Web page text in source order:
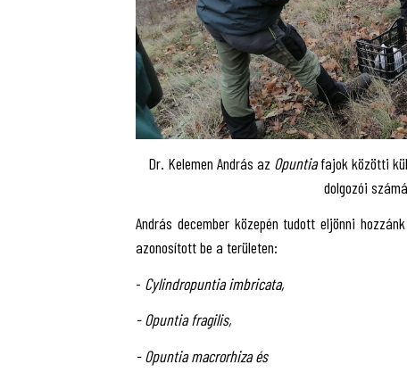
Dr. Kelemen András az Opuntiafajok közötti
dolgozói
András december közepén tudott eljönni
azonosított be a területen:
- Cylindropuntia imbricata,
-Opuntia fragilis,
-Opuntia macrorhiza és